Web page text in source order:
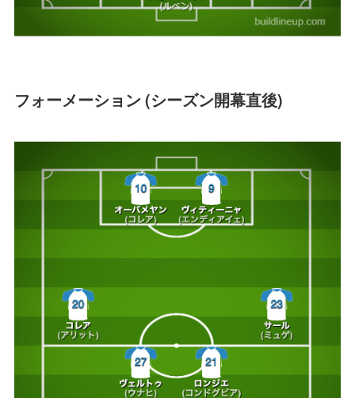
フォーメーション (シーズン開幕直後)